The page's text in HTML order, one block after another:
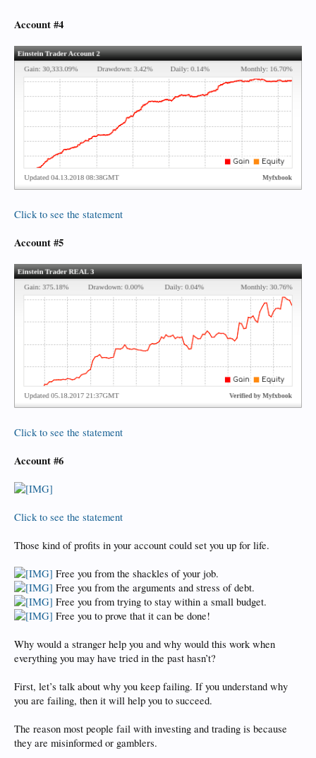
Account #4
Click to see the statement
Account #5
Click to see the statement
Account #6
Click to see the statement
Those kind of profits in your account could set you up for life.
Free you from the shackles of your job.
Free you from the arguments and stress of debt.
Free you from trying to stay within a small budget.
Free you to prove that it can be done!
Why would a stranger help you and why would this work when
everything you may have tried in the past hasn’t?
First, let’s talk about why you keep failing. If you understand why
you are failing, then it will help you to succeed.
The reason most people fail with investing and trading is because
they are misinformed or gamblers.